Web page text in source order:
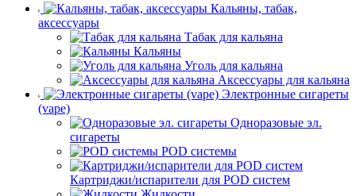
Кальяны, табак,
аксессуары
Табак для кальяна
Кальяны
Уголь для кальяна
Аксессуары для кальяна
Электронные сигареты
(vape)
Одноразовые эл.
сигареты
POD системы
Картриджи/испарители для POD систем